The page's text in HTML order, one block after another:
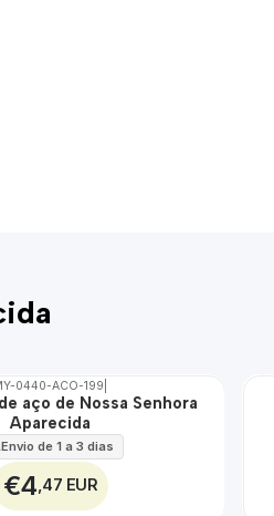
0440-ACO-199
aço de Nossa Senhora
Aparecida
Envio de 1 a 3 dias
€4 ,47 EUR